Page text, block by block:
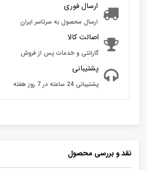
ارسال فوری
ارسال محصول به سرتاسر ایران
اصالت کالا
گارانتی و خدمات پس از فروش
پشتیبانی
پشتیبانی 24 ساعته در 7 روز هفته
نقد و بررسی محصول